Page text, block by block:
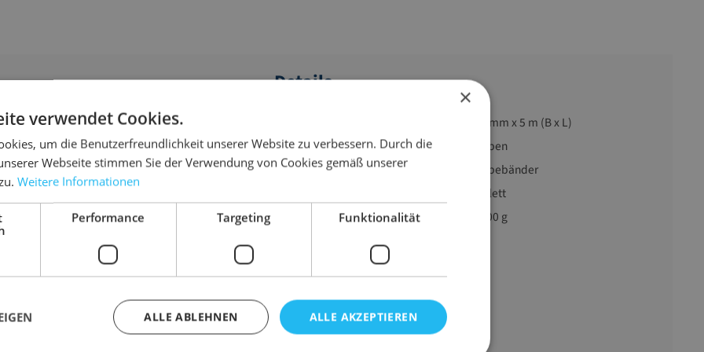
und Ketten.
Details
30 mm x 5 m (B x L)
Anwendungsbereich
Heben
Ausführung
Hebebänder
violett
1200 g
×
verwendet Cookies.
um die Benutzerfreundlichkeit unserer Website zu verbessern. Durch die
Webseite stimmen Sie der Verwendung von Cookies gemäß unserer
Weitere Informationen
Performance Targeting Funktionalität
ALLE AKZEPTIEREN
ALLE ABLEHNEN